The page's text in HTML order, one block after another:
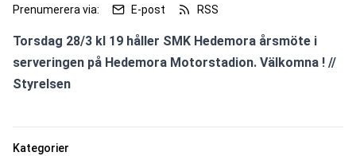
Kategorier
Prenumerera via:
E-post RSS
Torsdag 28/3 kl 19 håller SMK Hedemora årsmöte i
serveringen på Hedemora Motorstadion. Välkomna ! //
Styrelsen